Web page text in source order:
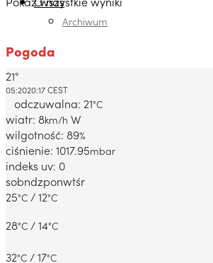
Archiwum
Pogoda
Dabrowa Gornicza, PL
21°
05:2020:17 CEST
odczuwalna: 21°C
wiatr: 8km/h W
wilgotność: 89%
ciśnienie: 1017.95mbar
indeks uv: 0
sobndzponwtśr
25°C / 12°C
28°C / 14°C
32°C / 17°C